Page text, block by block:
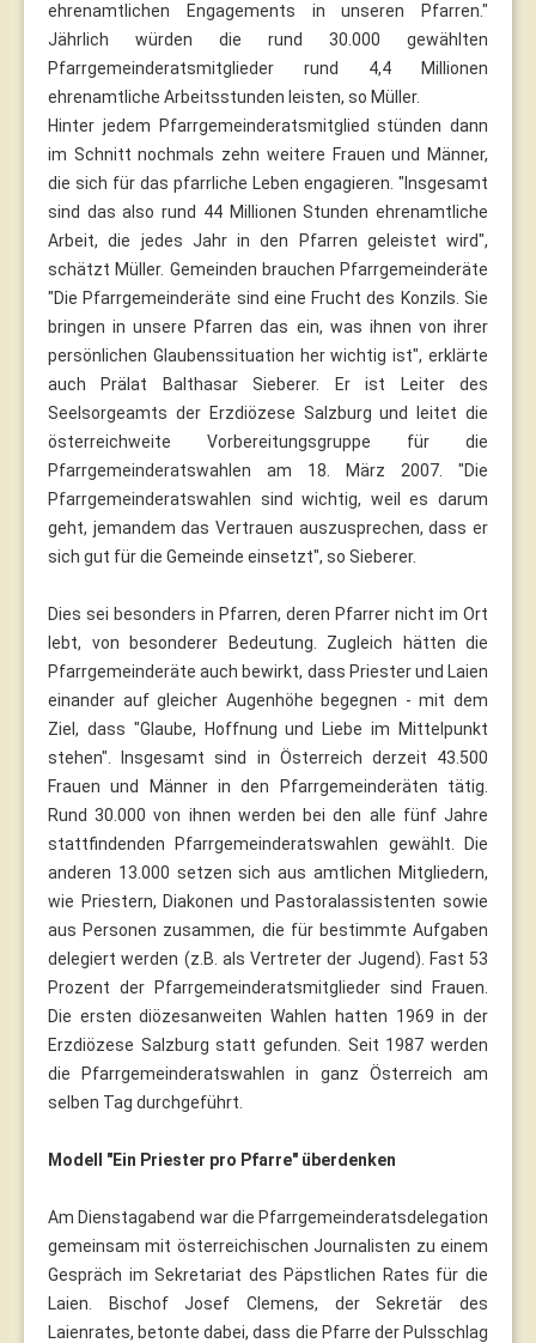
ehrenamtlichen Engagements in unseren Pfarren."
Jährlich würden die rund 30.000 gewählten
Pfarrgemeinderatsmitglieder rund 4,4 Millionen
ehrenamtliche Arbeitsstunden leisten, so Müller.
Hinter jedem Pfarrgemeinderatsmitglied stünden dann
im Schnitt nochmals zehn weitere Frauen und Männer,
die sich für das pfarrliche Leben engagieren. "Insgesamt
sind das also rund 44 Millionen Stunden ehrenamtliche
Arbeit, die jedes Jahr in den Pfarren geleistet wird",
schätzt Müller. Gemeinden brauchen Pfarrgemeinderäte
"Die Pfarrgemeinderäte sind eine Frucht des Konzils. Sie
bringen in unsere Pfarren das ein, was ihnen von ihrer
persönlichen Glaubenssituation her wichtig ist", erklärte
auch Prälat Balthasar Sieberer. Er ist Leiter des
Seelsorgeamts der Erzdiözese Salzburg und leitet die
österreichweite Vorbereitungsgruppe für die
Pfarrgemeinderatswahlen am 18. März 2007. "Die
Pfarrgemeinderatswahlen sind wichtig, weil es darum
geht, jemandem das Vertrauen auszusprechen, dass er
sich gut für die Gemeinde einsetzt", so Sieberer.
Dies sei besonders in Pfarren, deren Pfarrer nicht im Ort
lebt, von besonderer Bedeutung. Zugleich hätten die
Pfarrgemeinderäte auch bewirkt, dass Priester und Laien
einander auf gleicher Augenhöhe begegnen - mit dem
Ziel, dass "Glaube, Hoffnung und Liebe im Mittelpunkt
stehen". Insgesamt sind in Österreich derzeit 43.500
Frauen und Männer in den Pfarrgemeinderäten tätig.
Rund 30.000 von ihnen werden bei den alle fünf Jahre
stattfindenden Pfarrgemeinderatswahlen gewählt. Die
anderen 13.000 setzen sich aus amtlichen Mitgliedern,
wie Priestern, Diakonen und Pastoralassistenten sowie
aus Personen zusammen, die für bestimmte Aufgaben
delegiert werden (z.B. als Vertreter der Jugend). Fast 53
Prozent der Pfarrgemeinderatsmitglieder sind Frauen.
Die ersten diözesanweiten Wahlen hatten 1969 in der
Erzdiözese Salzburg statt gefunden. Seit 1987 werden
die Pfarrgemeinderatswahlen in ganz Österreich am
selben Tag durchgeführt.
Modell "Ein Priester pro Pfarre" überdenken
Am Dienstagabend war die Pfarrgemeinderatsdelegation
gemeinsam mit österreichischen Journalisten zu einem
Gespräch im Sekretariat des Päpstlichen Rates für die
Laien. Bischof Josef Clemens, der Sekretär des
Laienrates, betonte dabei, dass die Pfarre der Pulsschlag